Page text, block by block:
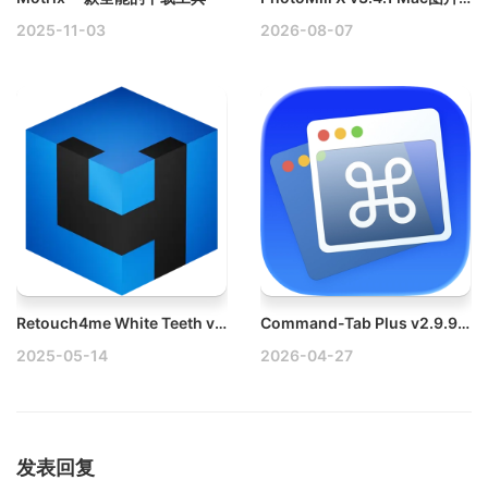
2025-11-03
2026-08-07
Retouch4me White Teeth v1.015 Win PS插件|AI人工智能磨皮插件破解版
2025-05-14
Command-Tab Plus v2.9.9 Mac键盘快捷应用程序切换器
2026-04-27
发表回复